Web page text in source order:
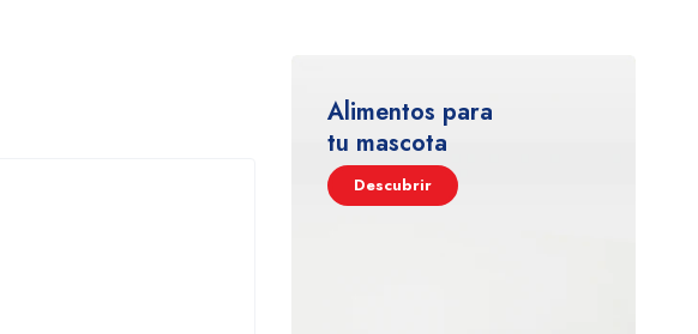
Alimentos para
tu mascota
Descubrir